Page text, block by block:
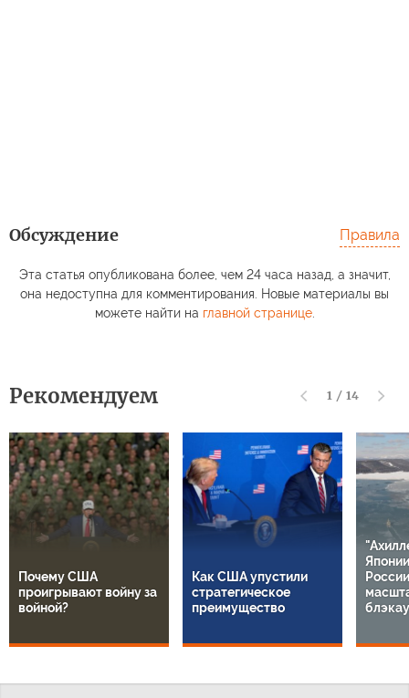
Обсуждение Правила
Эта статья опубликована более, чем 24 часа назад, а значит,
она недоступна для комментирования. Новые материалы вы
можете найти на главной странице.
Рекомендуем 1 / 14
Почему США
проигрывают войну за
войной?
Как США упустили
стратегическое
преимущество